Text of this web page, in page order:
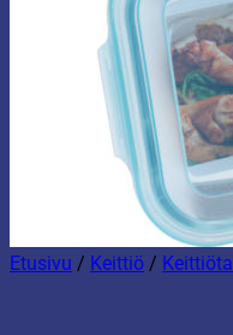
Etusivu / Keittiö /